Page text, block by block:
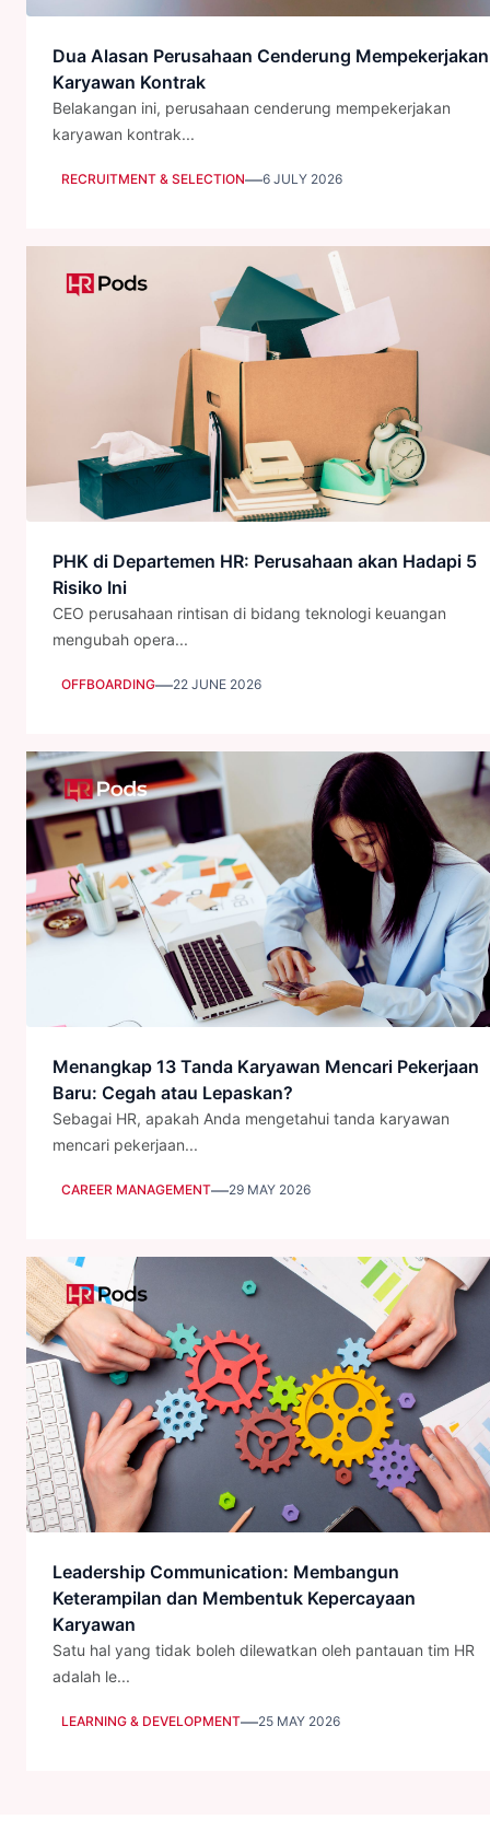
Dua Alasan Perusahaan Cenderung Mempekerjakan
Karyawan Kontrak
Belakangan ini, perusahaan cenderung mempekerjakan
karyawan kontrak...
RECRUITMENT & SELECTION—6 JULY 2026
PHK di Departemen HR: Perusahaan akan Hadapi 5
Risiko Ini
CEO perusahaan rintisan di bidang teknologi keuangan
mengubah opera...
OFFBOARDING—22 JUNE 2026
Menangkap 13 Tanda Karyawan Mencari Pekerjaan
Baru: Cegah atau Lepaskan?
Sebagai HR, apakah Anda mengetahui tanda karyawan
mencari pekerjaan...
CAREER MANAGEMENT—29 MAY 2026
Leadership Communication: Membangun
Keterampilan dan Membentuk Kepercayaan
Karyawan
Satu hal yang tidak boleh dilewatkan oleh pantauan tim HR
adalah le...
LEARNING & DEVELOPMENT—25 MAY 2026